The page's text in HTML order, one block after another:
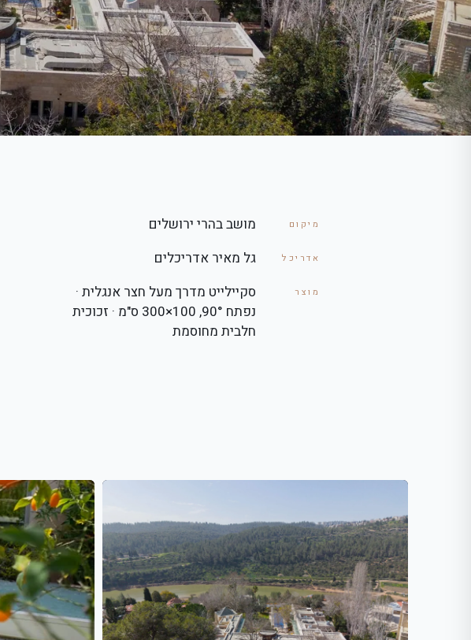
מיקום מושב בהרי ירושלים
אדריכל גל מאיר אדריכלים
מוצר
סקיילייט מדרך מעל חצר אנגלית ·
נפתח 90°, 100×300 ס"מ · זכוכית
חלבית מחוסמת